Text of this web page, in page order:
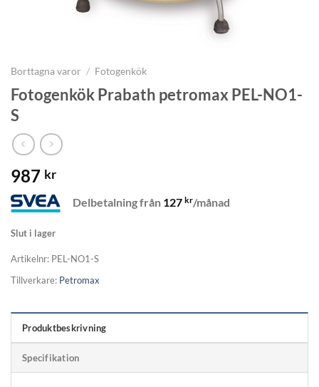
Borttagna varor / Fotogenkök
Fotogenkök Prabath petromax PEL-NO1-
S
987 kr
Delbetalning från 127 kr/månad
Slut i lager
Artikelnr: PEL-NO1-S
Tillverkare: Petromax
Produktbeskrivning
Specifikation